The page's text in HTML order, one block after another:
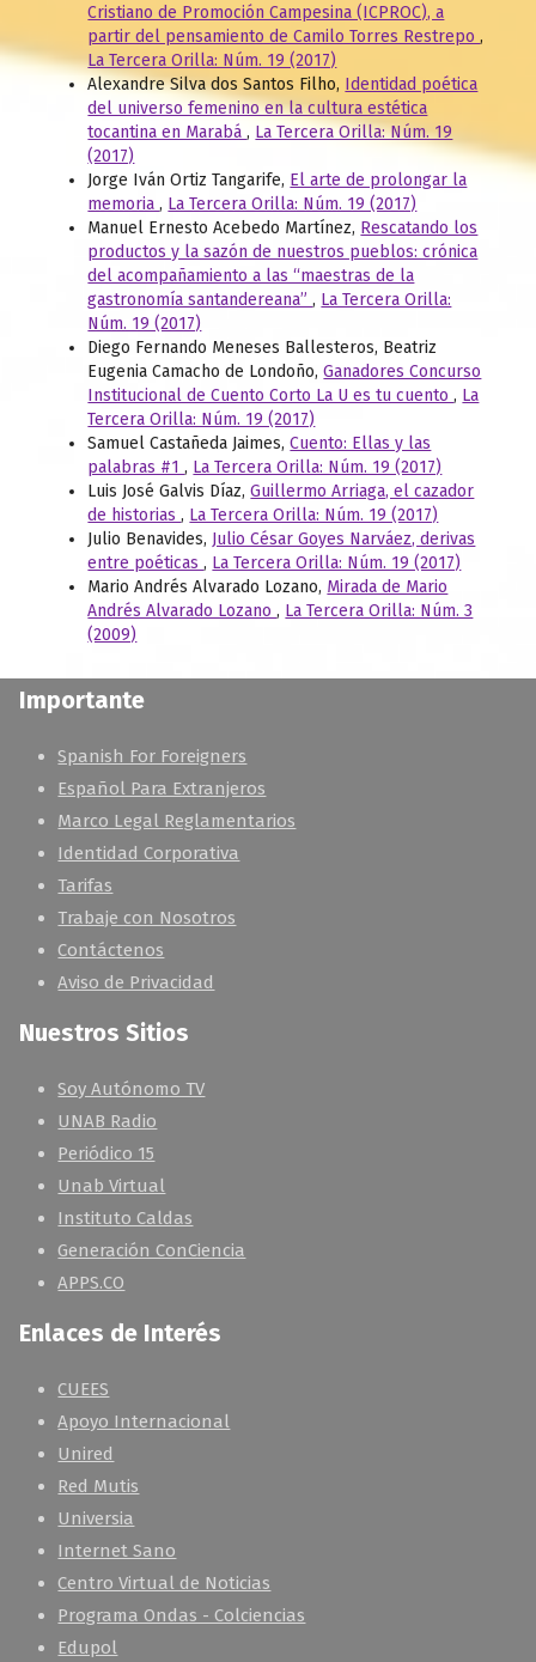
Cristiano de Promoción Campesina (ICPROC), a
partir del pensamiento de Camilo Torres Restrepo,
La Tercera Orilla: Núm. 19 (2017)
Alexandre Silva dos Santos Filho, Identidad poética
del universo femenino en la cultura estética
tocantina en Marabá, La Tercera Orilla: Núm. 19
(2017)
Jorge Iván Ortiz Tangarife, El arte de prolongar la
memoria, La Tercera Orilla: Núm. 19 (2017)
Manuel Ernesto Acebedo Martínez, Rescatando los
productos y la sazón de nuestros pueblos: crónica
del acompañamiento a las “maestras de la
gastronomía santandereana”, La Tercera Orilla:
Núm. 19 (2017)
Diego Fernando Meneses Ballesteros, Beatriz
Eugenia Camacho de Londoño,Ganadores Concurso
Institucional de Cuento Corto La U es tu cuento, La
Tercera Orilla: Núm. 19 (2017)
Samuel Castañeda Jaimes,Cuento: Ellas y las
palabras #1, La Tercera Orilla: Núm. 19 (2017)
Luis José Galvis Díaz,Guillermo Arriaga, el cazador
de historias, La Tercera Orilla: Núm. 19 (2017)
Julio Benavides, Julio César Goyes Narváez, derivas
entre poéticas, La Tercera Orilla: Núm. 19 (2017)
Mario Andrés Alvarado Lozano, Mirada de Mario
Andrés Alvarado Lozano, La Tercera Orilla: Núm. 3
(2009)
Importante
Spanish For Foreigners
Español Para Extranjeros
Marco Legal Reglamentarios
Identidad Corporativa
Tarifas
Trabaje con Nosotros
Contáctenos
Aviso de Privacidad
Nuestros Sitios
Soy Autónomo TV
UNAB Radio
Periódico 15
Unab Virtual
Instituto Caldas
Generación ConCiencia
APPS.CO
Enlaces de Interés
CUEES
Apoyo Internacional
Unired
Red Mutis
Universia
Internet Sano
Centro Virtual de Noticias
Programa Ondas - Colciencias
Edupol